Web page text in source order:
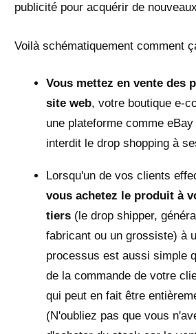
publicité pour acquérir de
Voilà schématiquement comment
Vous mettez en vente des
site web, votre boutique e-
une plateforme comme
interdit le drop shopping à
Lorsqu'un de vos clients
vous achetez le produit à
tiers(le drop shipper,
fabricant ou un grossiste) à
processus est aussi simple
de la commande de votre
qui peut en fait être
(N'oubliez pas que vous